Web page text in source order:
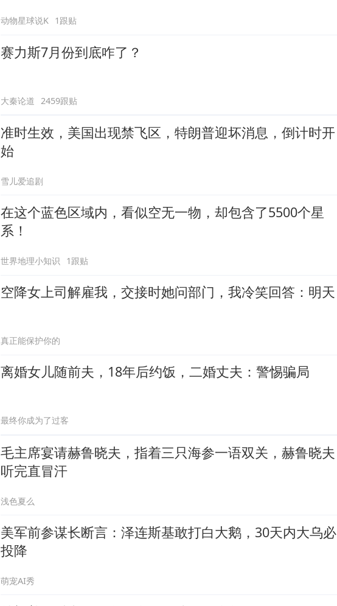
动物星球说K 1跟贴
赛力斯7月份到底咋了？
大秦论道 2459跟贴
准时生效，美国出现禁飞区，特朗普迎坏消息，倒计时开
始
雪儿爱追剧
在这个蓝色区域内，看似空无一物，却包含了5500个星
系！
世界地理小知识 1跟贴
空降女上司解雇我，交接时她问部门，我冷笑回答：明天
真正能保护你的
离婚女儿随前夫，18年后约饭，二婚丈夫：警惕骗局
最终你成为了过客
毛主席宴请赫鲁晓夫，指着三只海参一语双关，赫鲁晓夫
听完直冒汗
浅色夏么
美军前参谋长断言：泽连斯基敢打白大鹅，30天内大乌必
投降
萌宠AI秀